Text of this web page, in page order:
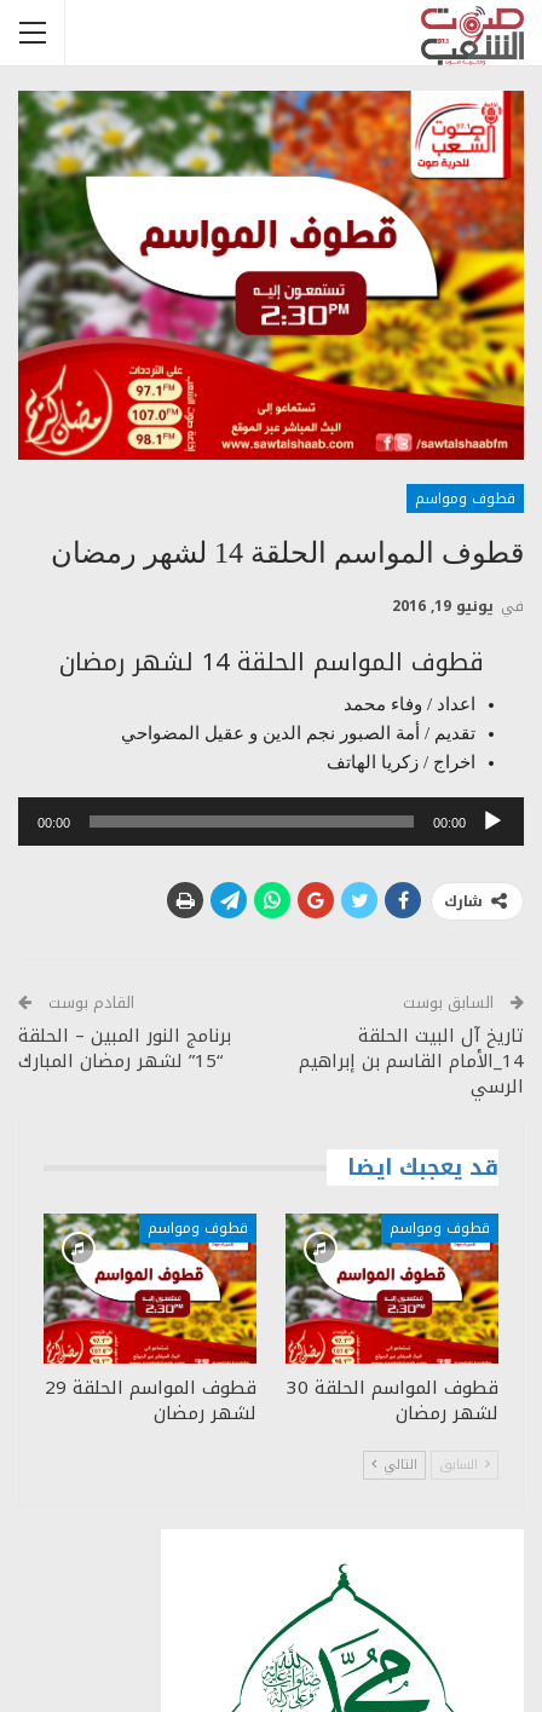
قطوف ومواسم
قطوف المواسم الحلقة 14 لشهر رمضان
في يونيو 19, 2016
قطوف المواسم الحلقة 14 لشهر رمضان
اعداد / وفاء محمد
تقديم / أمة الصبور نجم الدين و عقيل المضواحي
اخراج / زكريا الهاتف
مشغل
00:00
00:00
شارك
السابق بوست
تاريخ آل البيت الحلقة
14_الأمام القاسم بن إبراهيم
الرسي
القادم بوست
برنامج النور المبين – الحلقة
“15” لشهر رمضان المبارك
قد يعجبك ايضا
قطوف ومواسم
قطوف المواسم الحلقة 30
لشهر رمضان
قطوف ومواسم
قطوف المواسم الحلقة 29
لشهر رمضان
السابق التالي